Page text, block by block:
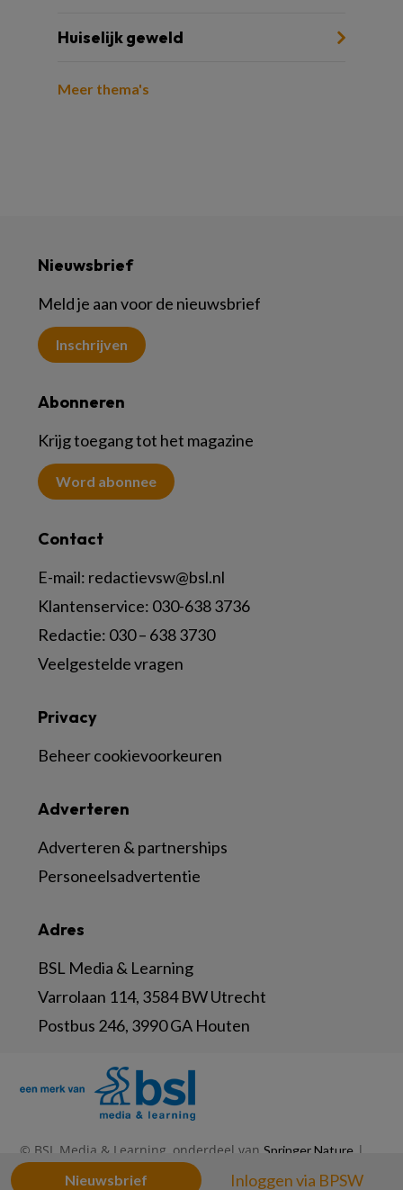
Huiselijk geweld
Meer thema's
Nieuwsbrief
Meld je aan voor de nieuwsbrief
Inschrijven
Abonneren
Krijg toegang tot het magazine
Word abonnee
Contact
E-mail: redactievsw@bsl.nl
Klantenservice: 030-638 3736
Redactie: 030 – 638 3730
Veelgestelde vragen
Adres
BSL Media & Learning
Varrolaan 114, 3584 BW Utrecht
Postbus 246, 3990 GA Houten
Adverteren
Adverteren & partnerships
Personeelsadvertentie
Privacy
Beheer cookievoorkeuren
© BSL Media & Learning, onderdeel van Springer Nature |
Privacy Statement | Disclaimer|
Nieuwsbrief Inloggen via BPSW